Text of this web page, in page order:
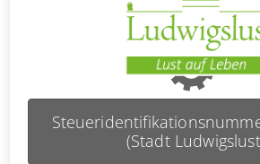
(Stadt